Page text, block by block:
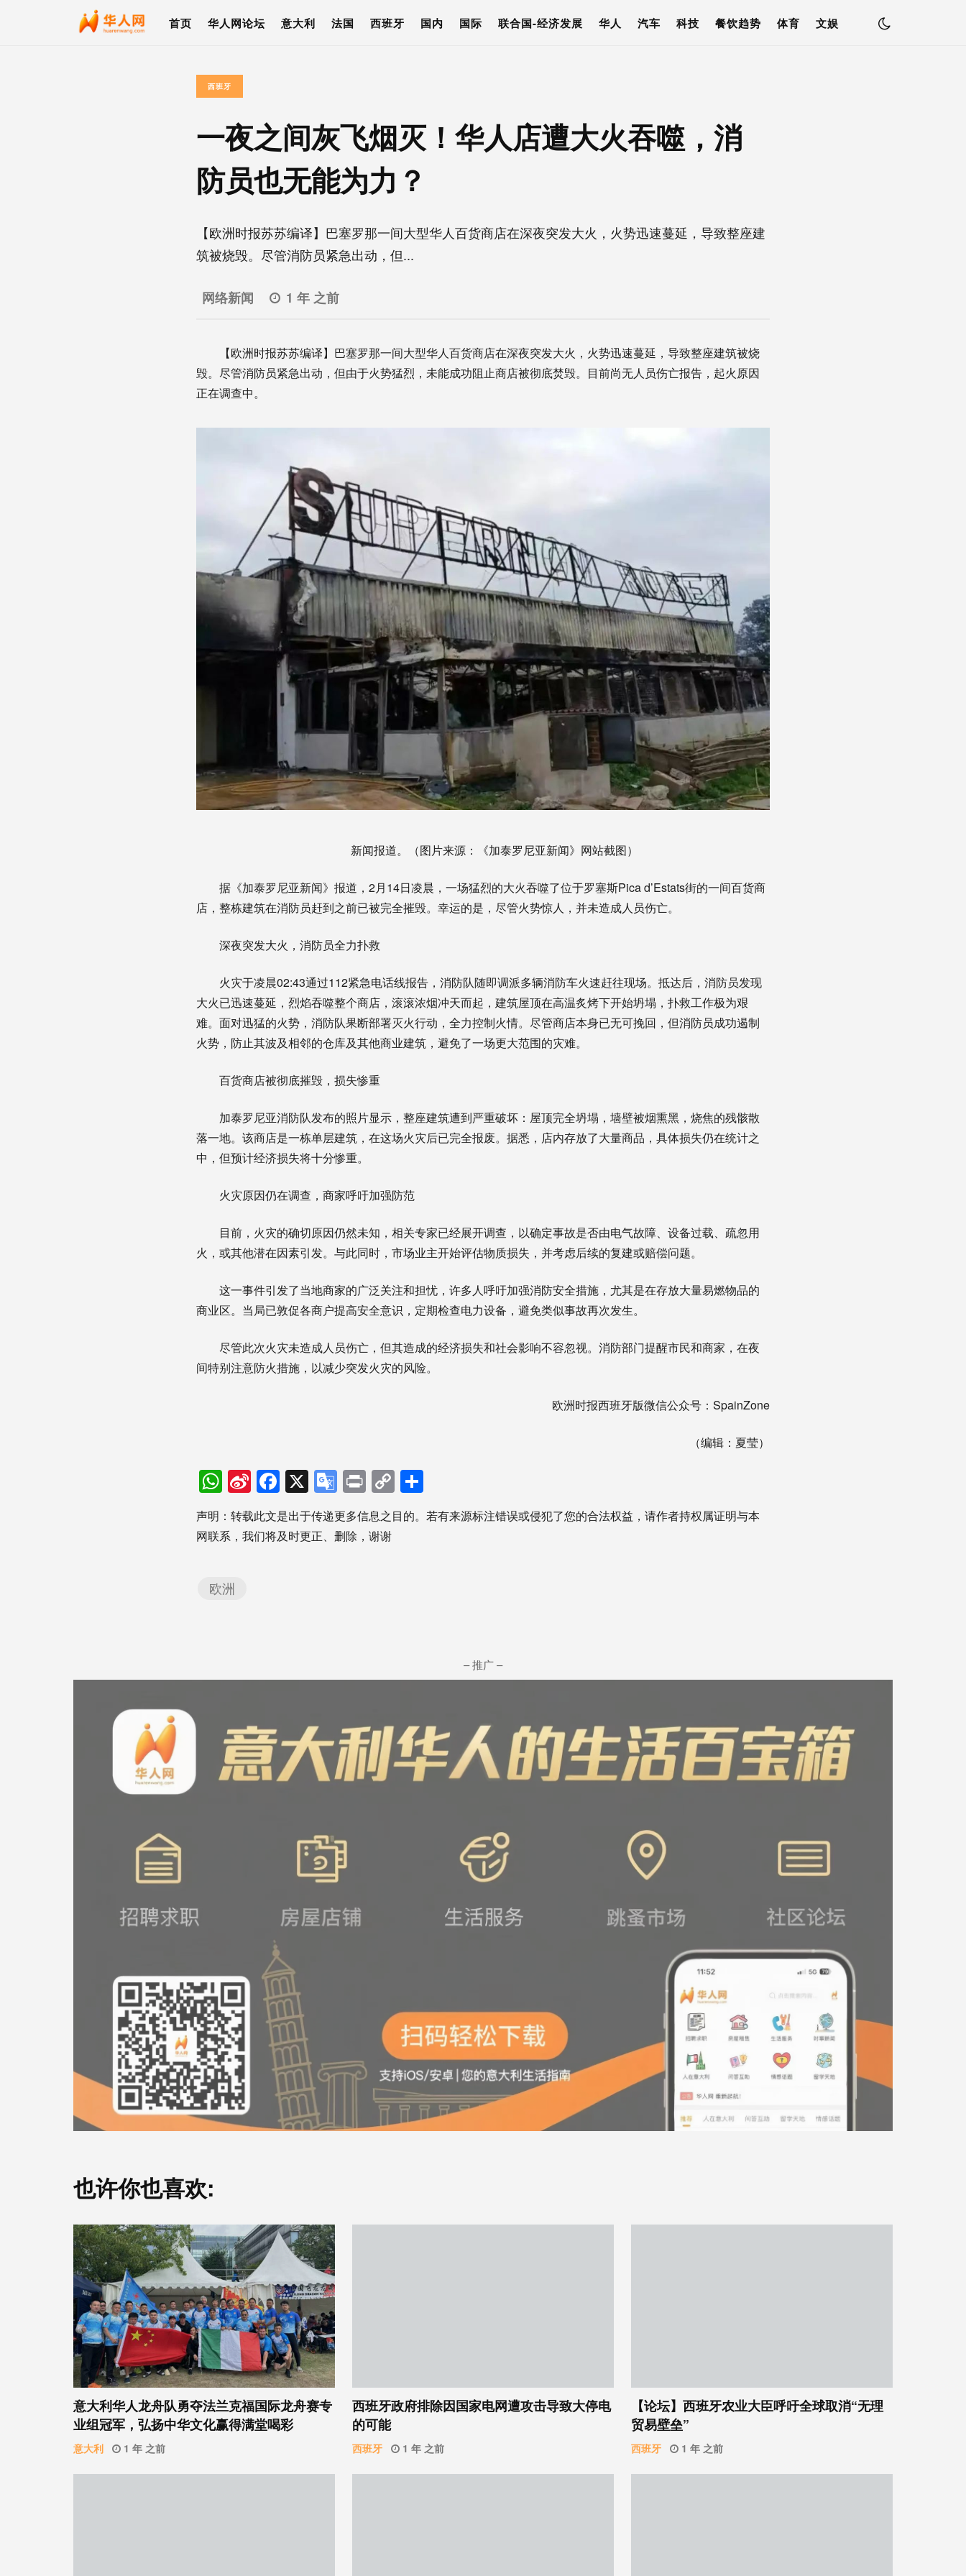
首页 华人网论坛 意大利 法国 西班牙 国内 国际 联合国-经济发展 华人 汽车 科技 餐饮趋势 体育 文娱
西班牙
一夜之间灰飞烟灭！华人店遭大火吞噬，消
防员也无能为力？
【欧洲时报苏苏编译】巴塞罗那一间大型华人百货商店在深夜突发大火，火势迅速蔓延，导致整座建
筑被烧毁。尽管消防员紧急出动，但...
网络新闻 1 年 之前
【欧洲时报苏苏编译】巴塞罗那一间大型华人百货商店在深夜突发大火，火势迅速蔓延，导致整座建筑被烧
毁。尽管消防员紧急出动，但由于火势猛烈，未能成功阻止商店被彻底焚毁。目前尚无人员伤亡报告，起火原因
正在调查中。
新闻报道。（图片来源：《加泰罗尼亚新闻》网站截图）
据《加泰罗尼亚新闻》报道，2月14日凌晨，一场猛烈的大火吞噬了位于罗塞斯Pica d’Estats街的一间百货商
店，整栋建筑在消防员赶到之前已被完全摧毁。幸运的是，尽管火势惊人，并未造成人员伤亡。
深夜突发大火，消防员全力扑救
火灾于凌晨02:43通过112紧急电话线报告，消防队随即调派多辆消防车火速赶往现场。抵达后，消防员发现
大火已迅速蔓延，烈焰吞噬整个商店，滚滚浓烟冲天而起，建筑屋顶在高温炙烤下开始坍塌，扑救工作极为艰
难。面对迅猛的火势，消防队果断部署灭火行动，全力控制火情。尽管商店本身已无可挽回，但消防员成功遏制
火势，防止其波及相邻的仓库及其他商业建筑，避免了一场更大范围的灾难。
百货商店被彻底摧毁，损失惨重
加泰罗尼亚消防队发布的照片显示，整座建筑遭到严重破坏：屋顶完全坍塌，墙壁被烟熏黑，烧焦的残骸散
落一地。该商店是一栋单层建筑，在这场火灾后已完全报废。据悉，店内存放了大量商品，具体损失仍在统计之
中，但预计经济损失将十分惨重。
火灾原因仍在调查，商家呼吁加强防范
目前，火灾的确切原因仍然未知，相关专家已经展开调查，以确定事故是否由电气故障、设备过载、疏忽用
火，或其他潜在因素引发。与此同时，市场业主开始评估物质损失，并考虑后续的复建或赔偿问题。
这一事件引发了当地商家的广泛关注和担忧，许多人呼吁加强消防安全措施，尤其是在存放大量易燃物品的
商业区。当局已敦促各商户提高安全意识，定期检查电力设备，避免类似事故再次发生。
尽管此次火灾未造成人员伤亡，但其造成的经济损失和社会影响不容忽视。消防部门提醒市民和商家，在夜
间特别注意防火措施，以减少突发火灾的风险。
欧洲时报西班牙版微信公众号：SpainZone
（编辑：夏莹）
WhatsApp
Sina
Weibo
Facebook
X Google
Translate
PrintCopy
Link享
声明：转载此文是出于传递更多信息之目的。若有来源标注错误或侵犯了您的合法权益，请作者持权属证明与本
网联系，我们将及时更正、删除，谢谢
欧洲
– 推广 –
也许你也喜欢:
意大利华人龙舟队勇夺法兰克福国际龙舟赛专
业组冠军，弘扬中华文化赢得满堂喝彩
意大利 1 年 之前
西班牙政府排除因国家电网遭攻击导致大停电
的可能
西班牙 1 年 之前
【论坛】西班牙农业大臣呼吁全球取消“无理
贸易壁垒”
西班牙 1 年 之前